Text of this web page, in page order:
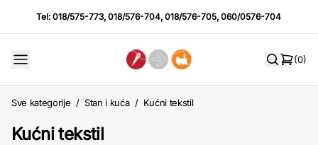
Tel:018/575-773,018/576-704,018/576-705,060/0576-704
(0)
Sve kategorije / Stan i kuća / Kućni tekstil
Kućni tekstil